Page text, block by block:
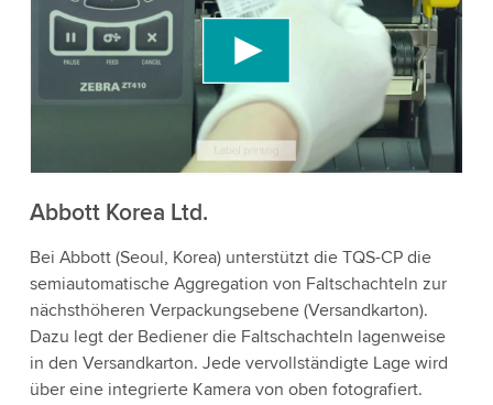
Wir verwenden einen Drittanbieterdienst, um
Videoinhalte einzubetten, der Daten über Ihre
Aktivitäten sammeln kann. Bitte überprüfen Sie
die Details und akzeptieren Sie den Dienst, um
dieses Video anzusehen.
Weitere Informationen
Abbott Korea Ltd.
Bei Abbott (Seoul, Korea) unterstützt die TQS-CP die
semiautomatische Aggregation von Faltschachteln zur
nächsthöheren Verpackungsebene (Versandkarton).
Dazu legt der Bediener die Faltschachteln lagenweise
in den Versandkarton. Jede vervollständigte Lage wird
über eine integrierte Kamera von oben fotografiert.